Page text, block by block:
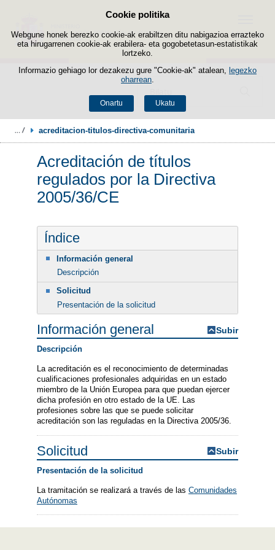
Cookie politika
Webgune honek berezko cookie-ak erabiltzen ditu nabigazioa errazteko
eta hirugarrenen cookie-ak erabilera- eta gogobetetasun-estatistikak
lortzeko.
Informazio gehiago lor dezakezu gure "Cookie-ak" atalean, legezko
oharrean
Onartu Ukatu
Edukira salto egin
Menua
acreditacion-titulos-directiva-comunitaria
Acreditación de títulos
regulados por la Directiva
2005/36/CE
Índice
Información general
Descripción
Solicitud
Presentación de la solicitud
Información general Subir
Descripción
La acreditación es el reconocimiento de determinadas
cualificaciones profesionales adquiridas en un estado
miembro de la Unión Europea para que puedan ejercer
dicha profesión en otro estado de la UE. Las
profesiones sobre las que se puede solicitar
acreditación son las reguladas en la Directiva 2005/36.
Solicitud Subir
Presentación de la solicitud
La tramitación se realizará a través de las Comunidades
Autónomas